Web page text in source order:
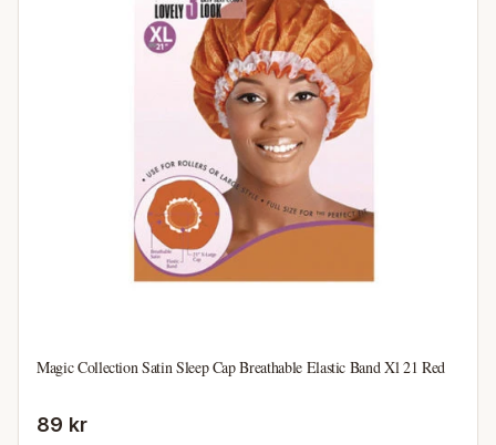
Magic Collection Satin Sleep Cap Breathable Elastic Band Xl 21 Red
89 kr